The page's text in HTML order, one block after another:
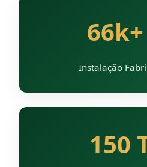
Instalação
150